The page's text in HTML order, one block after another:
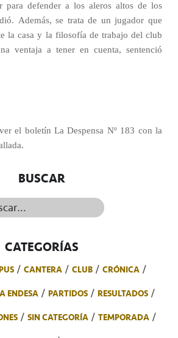
para defender a los aleros altos de los
Además, se trata de un jugador que
la casa y la filosofía de trabajo del club
ventaja a tener en cuenta, sentenció
el boletín La Despensa Nº 183 con la
BUSCAR
CATEGORÍAS
CANTERA CLUB
CRÓNICA
ENDESA PARTIDOS
RESULTADOS
SIN CATEGORÍA
TEMPORADA